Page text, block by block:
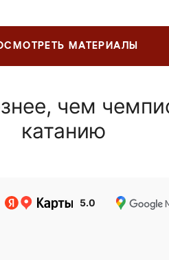
МАТЕРИАЛЫ
чем
катанию
5.0